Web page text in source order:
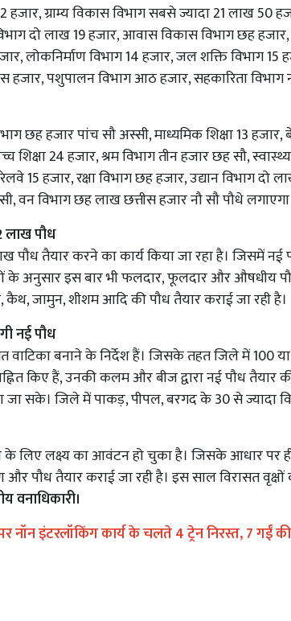
ग्राम्य विकास विभाग सबसे ज्यादा 21 लाख 50
दो लाख 19 हजार, आवास विकास विभाग छह
लोकनिर्माण विभाग 14 हजार, जल शक्ति विभाग 15
हजार, पशुपालन विभाग आठ हजार, सहकारिता विभाग
छह हजार पांच सौ अस्सी, माध्यमिक शिक्षा 13 हजार,
शिक्षा 24 हजार, श्रम विभाग तीन हजार छह सौ,
15 हजार, रक्षा विभाग छह हजार, उद्यान विभाग दो
वन विभाग छह लाख छत्तीस हजार नौ सौ पौधे
लाख पौध
पौध तैयार करने का कार्य किया जा रहा है। जिसमें
के अनुसार इस बार भी फलदार, फूलदार और औषधीय
जामुन, शीशम आदि की पौध तैयार कराई जा रही है।
नई पौध
वाटिका बनाने के निर्देश हैं। जिसके तहत जिले में 100
किए हैं, उनकी कलम और बीज द्वारा नई पौध तैयार
जा सके। जिले में पाकड़, पीपल, बरगद के 30 से ज्यादा
लिए लक्ष्य का आवंटन हो चुका है। जिसके आधार पर
और पौध तैयार कराई जा रही है। इस साल विरासत
वनाधिकारी।
नॉन इंटरलॉकिंग कार्य के चलते 4 ट्रेन निरस्त, 7 गईं